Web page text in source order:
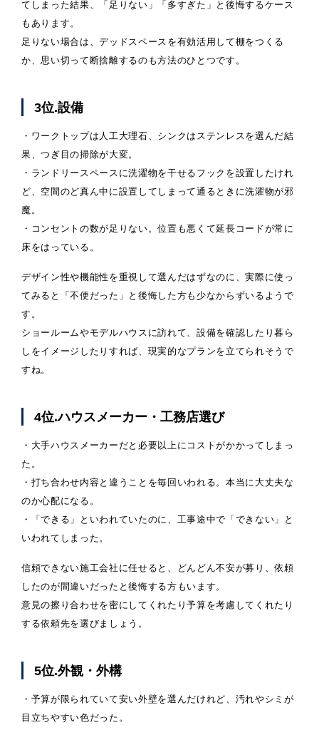
てしまった結果、「足りない」「多すぎた」と後悔するケース
もあります。
足りない場合は、デッドスペースを有効活用して棚をつくる
か、思い切って断捨離するのも方法のひとつです。
3位.設備
・ワークトップは人工大理石、シンクはステンレスを選んだ結
果、つぎ目の掃除が大変。
・ランドリースペースに洗濯物を干せるフックを設置したけれ
ど、空間のど真ん中に設置してしまって通るときに洗濯物が邪
魔。
・コンセントの数が足りない。位置も悪くて延長コードが常に
床をはっている。
デザイン性や機能性を重視して選んだはずなのに、実際に使っ
てみると「不便だった」と後悔した方も少なからずいるようで
す。
ショールームやモデルハウスに訪れて、設備を確認したり暮ら
しをイメージしたりすれば、現実的なプランを立てられそうで
すね。
4位.ハウスメーカー・工務店選び
・大手ハウスメーカーだと必要以上にコストがかかってしまっ
た。
・打ち合わせ内容と違うことを毎回いわれる。本当に大丈夫な
のか心配になる。
・「できる」といわれていたのに、工事途中で「できない」と
いわれてしまった。
信頼できない施工会社に任せると、どんどん不安が募り、依頼
したのが間違いだったと後悔する方もいます。
意見の擦り合わせを密にしてくれたり予算を考慮してくれたり
する依頼先を選びましょう。
5位.外観・外構
・予算が限られていて安い外壁を選んだけれど、汚れやシミが
目立ちやすい色だった。